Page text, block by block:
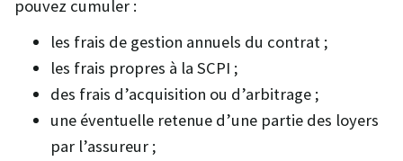
pouvez cumuler :
les frais de gestion annuels du contrat ;
les frais propres à la SCPI ;
des frais d’acquisition ou d’arbitrage ;
une éventuelle retenue d’une partie des loyers
par l’assureur ;